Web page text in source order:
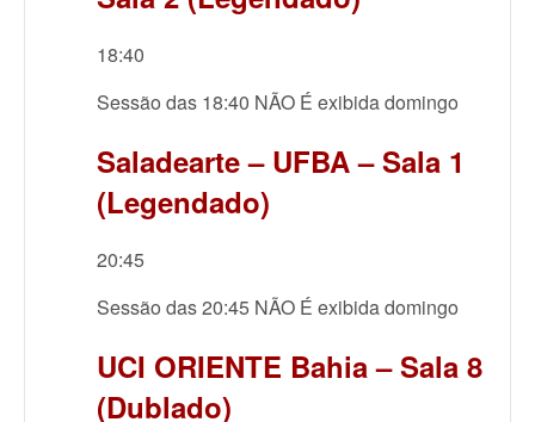
18:40
Sessão das 18:40 NÃO É exibida domingo
Saladearte – UFBA – Sala 1
(Legendado)
20:45
Sessão das 20:45 NÃO É exibida domingo
UCI ORIENTE Bahia – Sala 8
(Dublado)